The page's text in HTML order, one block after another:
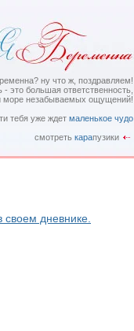
ну что ж, поздравляем!
это большая ответственность,
море незабываемых ощущений!
тебя уже ждет маленькое чудо
смотреть карапузики
дневнике.